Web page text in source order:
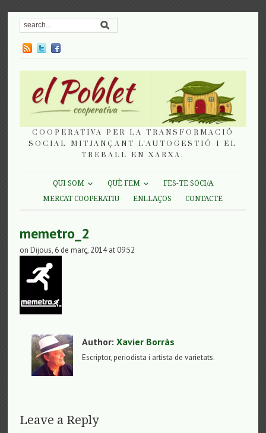
COOPERATIVA PER LA TRANSFORMACIÓ
SOCIAL MITJANÇANT L'AUTOGESTIÓ I EL
TREBALL EN XARXA.
QUI SOM QUÈ FEM
FES-TE SOCI/A
MERCAT COOPERATIU
ENLLAÇOS CONTACTE
memetro_2
on Dijous, 6 de març, 2014 at 09:52
Author:Xavier Borràs
Escriptor, periodista i artista de varietats.
Leave a Reply